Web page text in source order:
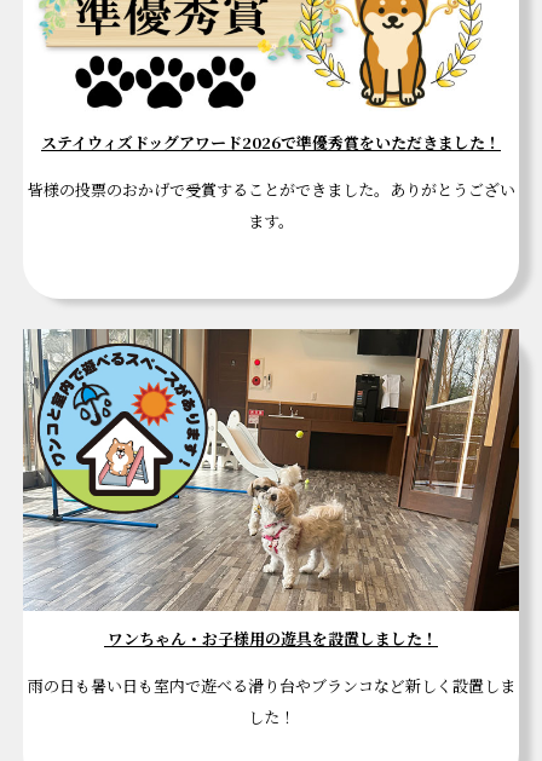
ステイウィズドッグアワード2026で準優秀賞をいただきました！
皆様の投票のおかげで受賞することができました。ありがとうござい
ます。
ワンちゃん・お子様用の遊具を設置しました！
雨の日も暑い日も室内で遊べる滑り台やブランコなど新しく設置しま
した！